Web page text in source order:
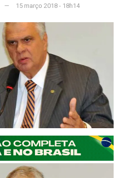
15 março 2018 - 18h14